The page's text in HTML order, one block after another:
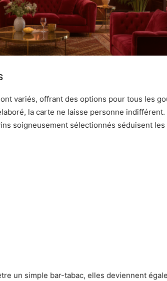
variés, offrant des options pour tous les
la carte ne laisse personne indifférent.
soigneusement sélectionnés séduisent les
un simple bar-tabac, elles deviennent